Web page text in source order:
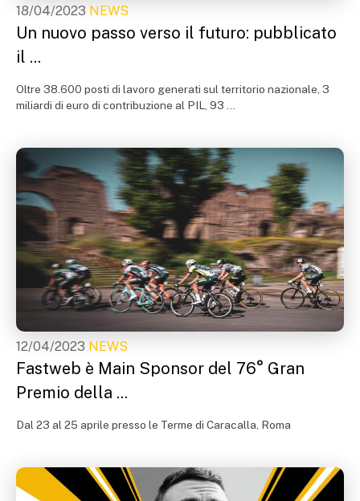
18/04/2023 NEWS
Un nuovo passo verso il futuro: pubblicato
il ...
Oltre 38.600 posti di lavoro generati sul territorio nazionale, 3
miliardi di euro di contribuzione al PIL, 93 ...
12/04/2023 NEWS
Fastweb è Main Sponsor del 76° Gran
Premio della ...
Dal 23 al 25 aprile presso le Terme di Caracalla, Roma